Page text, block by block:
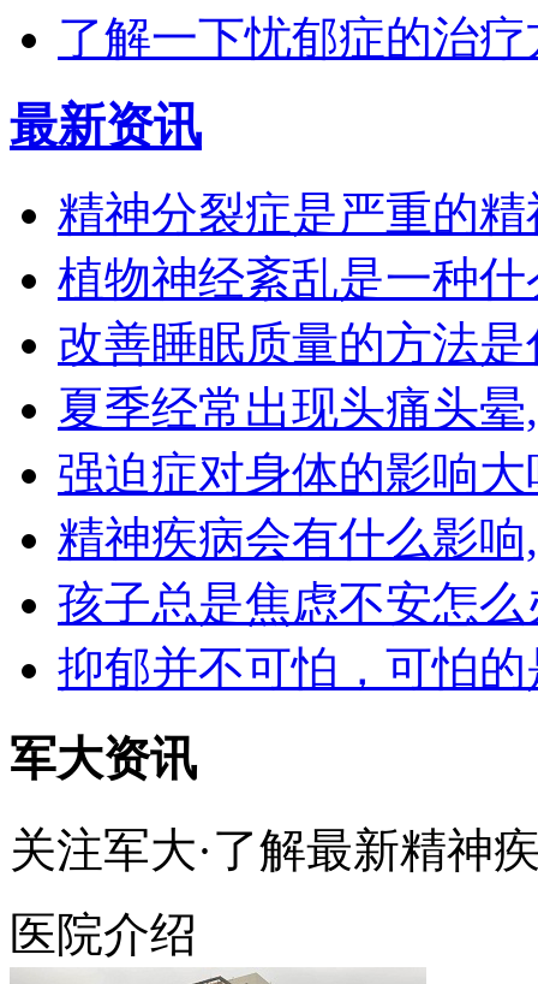
了解一下忧郁症的治
最新资讯
精神分裂症是严重的
植物神经紊乱是一种
改善睡眠质量的方法
夏季经常出现头痛头
强迫症对身体的影响
精神疾病会有什么影
孩子总是焦虑不安怎
抑郁并不可怕，可怕
军大资讯
关注军大·了解最新精神
医院介绍